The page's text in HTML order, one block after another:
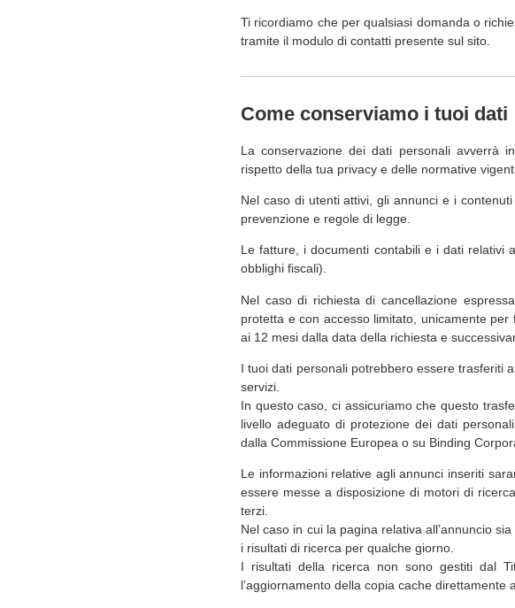
Ti ricordiamo che per qualsiasi domanda o
tramite il modulo di contatti presente sul sito.
Come conserviamo i tuoi dati
La conservazione dei dati personali avverrà
rispetto della tua privacy e delle normative
Nel caso di utenti attivi, gli annunci e i
prevenzione e regole di legge.
Le fatture, i documenti contabili e i dati relativi
obblighi fiscali).
Nel caso di richiesta di cancellazione
protetta e con accesso limitato, unicamente
ai 12 mesi dalla data della richiesta e
I tuoi dati personali potrebbero essere trasferiti
servizi.
In questo caso, ci assicuriamo che questo
livello adeguato di protezione dei dati
dalla Commissione Europea o su Binding
Le informazioni relative agli annunci inseriti
essere messe a disposizione di motori di
terzi.
Nel caso in cui la pagina relativa all’annuncio
i risultati di ricerca per qualche giorno.
I risultati della ricerca non sono gestiti dal
l’aggiornamento della copia cache direttamente